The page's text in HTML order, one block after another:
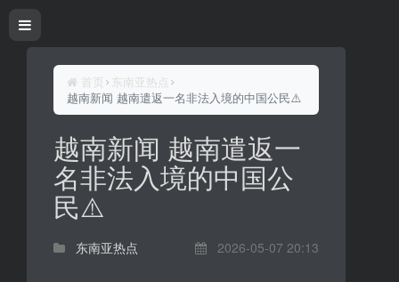
首页
东南亚热点
越南新闻 越南遣返一名非法入境的中国公民⚠️
越南新闻 越南遣返一
名非法入境的中国公
民⚠️
东南亚热点 2026-05-07 20:13